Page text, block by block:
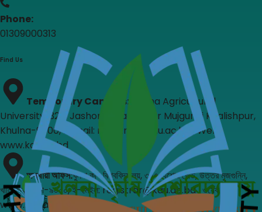
Phone:
01309000313
Find Us
Temporary Campus: Khulna Agricultural
University, 327, Jashore Road, Uttar Mujgunni Khalishpur,
Khulna-9000, E-mail: registrar@kau.ac.bd , Web:
www.kau.ac.bd
অস্থায়ী অফিস:খুলনা কৃষি বিশ্ববিদ্যালয়, ৩২৭, যশোর রোড, উত্তর মুজগুন্নি,
খালিশপুর, খুলনা-৯০০০, ই-মেইল: registrar@kau.ac.bd , ওয়েব:
www.kau.ac.bd